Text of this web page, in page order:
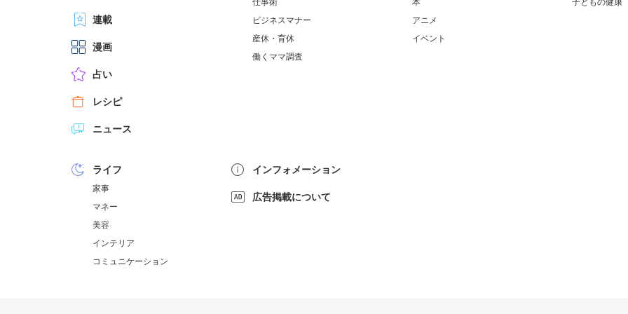
連載
漫画
占い
レシピ
ニュース
仕事術
ビジネスマナー
産休・育休
働くママ調査
本
アニメ
イベント
子どもの健康
ライフ
家事
マネー
美容
インテリア
コミュニケーション
インフォメーション
広告掲載について